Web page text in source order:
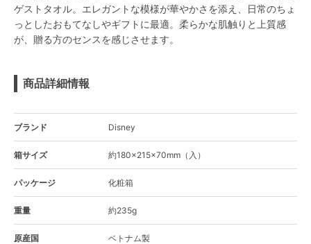
ゲストタオル。エレガントな模様が華やかさを添え、日常のちょ
っとしたおもてなしやギフトに最適。柔らかな肌触りと上質感
が、贈る方のセンスを感じさせます。
商品詳細情報
ブランド Disney
箱サイズ 約180×215×70mm（入）
パッケージ 化粧箱
重量 約235g
原産国 ベトナム製